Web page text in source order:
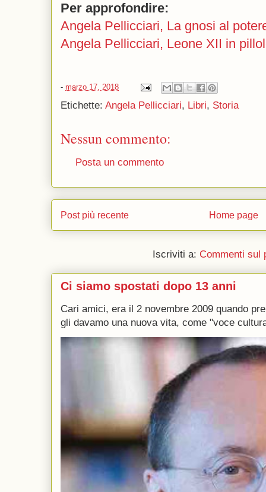
Per approfondire:
Angela Pellicciari, La gnosi al
Angela Pellicciari, Leone XII in
- marzo 17, 2018
Etichette: Angela Pellicciari, Libri, Storia
Nessun commento:
Posta un commento
Post più recente Home page
Iscriviti a: Commenti sul
Ci siamo spostati dopo 13 anni
Cari amici, era il 2 novembre 2009 quando
gli davamo una nuova vita, come "voce